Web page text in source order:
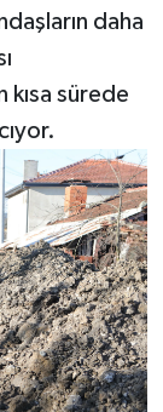
daha
kısa sürede